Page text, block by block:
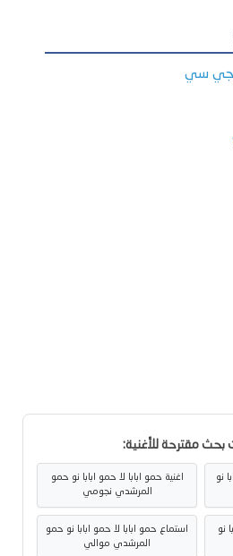
سي
بحث مقترحة للأغنية:
نو
اغنية حمو ابابا لا حمو ابابا نو حمو
المرشدي نجومي
نو
استماع حمو ابابا لا حمو ابابا نو حمو
المرشدي موالي